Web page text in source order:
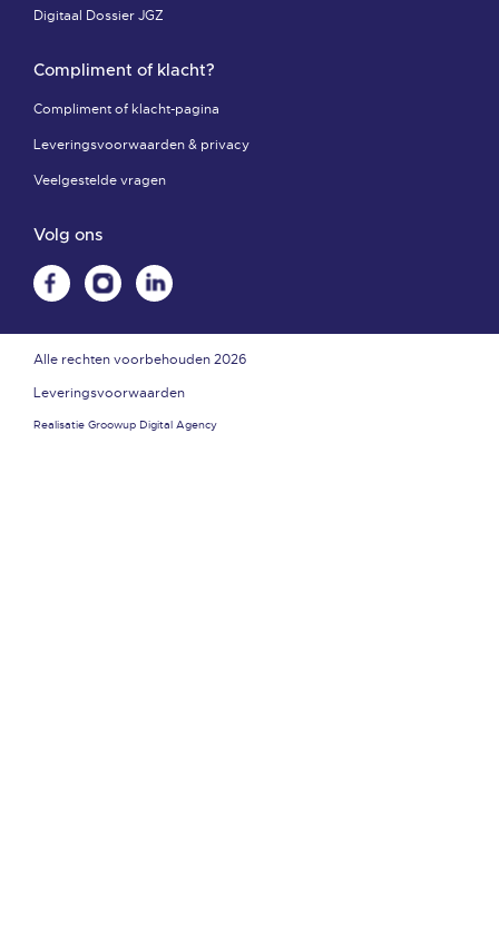
Digitaal Dossier JGZ
Compliment of klacht?
Compliment of klacht-pagina
Leveringsvoorwaarden & privacy
Veelgestelde vragen
Volg ons
Alle rechten voorbehouden 2026
Leveringsvoorwaarden
Realisatie Groowup Digital Agency